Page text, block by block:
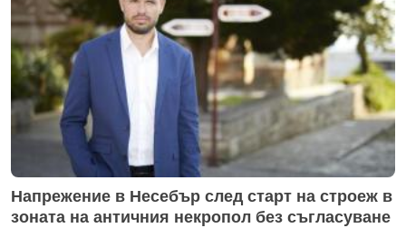
Напрежение в Несебър след старт на строеж в
зоната на античния некропол без съгласуване